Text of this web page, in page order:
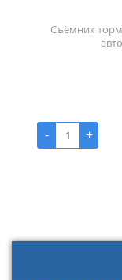
Съёмник
-
+